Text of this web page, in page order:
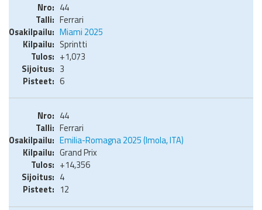
44
Ferrari
Miami 2025
Sprintti
+1,073
3
6
44
Ferrari
Emilia-Romagna 2025 (Imola, ITA)
Grand Prix
+14,356
4
12